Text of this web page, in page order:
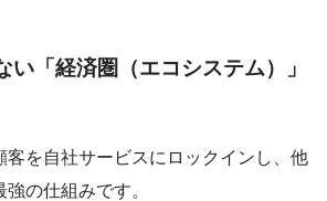
い「経済圏（エコシステム）」
客を自社サービスにロックインし、他
の仕組みです。